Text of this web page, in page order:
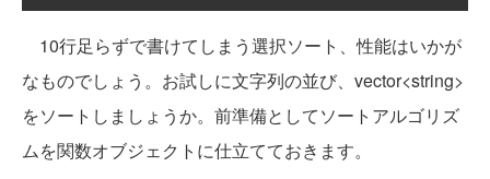
10行足らずで書けてしまう選択ソート、性能はいかが
なものでしょう。お試しに文字列の並び、vector<string>
をソートしましょうか。前準備としてソートアルゴリズ
ムを関数オブジェクトに仕立てておきます。